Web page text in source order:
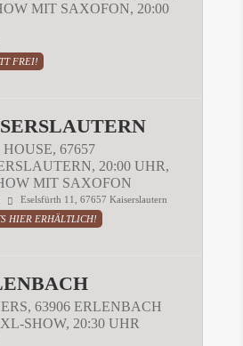
MIT SAXOFON, 20:00
FREI!
67657
20:00 UHR,
MIT SAXOFON
Eselsfürth 11, 67657 Kaiserslautern
HIER ERHÄLTLICH!
63906 ERLENBACH
SHOW, 20:30 UHR